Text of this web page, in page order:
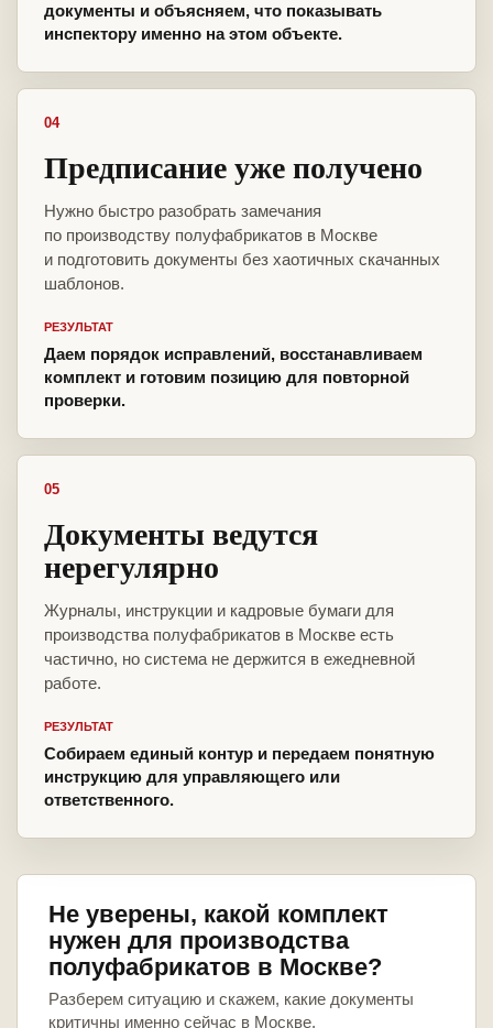
документы и объясняем, что показывать
инспектору именно на этом объекте.
04
Предписание уже получено
Нужно быстро разобрать замечания
по производству полуфабрикатов в Москве
и подготовить документы без хаотичных скачанных
шаблонов.
РЕЗУЛЬТАТ
Даем порядок исправлений, восстанавливаем
комплект и готовим позицию для повторной
проверки.
05
Документы ведутся
нерегулярно
Журналы, инструкции и кадровые бумаги для
производства полуфабрикатов в Москве есть
частично, но система не держится в ежедневной
работе.
РЕЗУЛЬТАТ
Собираем единый контур и передаем понятную
инструкцию для управляющего или
ответственного.
Не уверены, какой комплект
нужен для производства
полуфабрикатов в Москве?
Разберем ситуацию и скажем, какие документы
критичны именно сейчас в Москве.